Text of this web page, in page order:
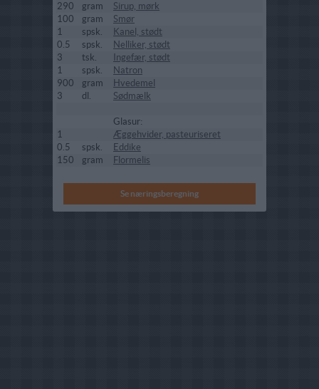
290
gram
Sirup, mørk
100
gram
Smør
1
spsk.
Kanel, stødt
0.5
spsk.
Nelliker, stødt
3
tsk.
Ingefær, stødt
1
spsk.
Natron
900
gram
Hvedemel
3
dl. Sødmælk
Glasur:
1
Æggehvider, pasteuriseret
0.5
spsk.
Eddike
150
gram Flormelis
Se næringsberegning